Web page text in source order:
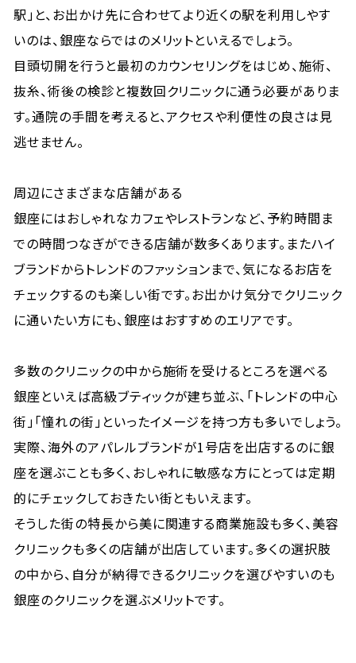
駅」と、お出かけ先に合わせてより近くの駅を利用しやす
いのは、銀座ならではのメリットといえるでしょう。
目頭切開を行うと最初のカウンセリングをはじめ、施術、
抜糸、術後の検診と複数回クリニックに通う必要がありま
す。通院の手間を考えると、アクセスや利便性の良さは見
逃せません。
周辺にさまざまな店舗がある
銀座にはおしゃれなカフェやレストランなど、予約時間ま
での時間つなぎができる店舗が数多くあります。またハイ
ブランドからトレンドのファッションまで、気になるお店を
チェックするのも楽しい街です。お出かけ気分でクリニック
に通いたい方にも、銀座はおすすめのエリアです。
多数のクリニックの中から施術を受けるところを選べる
銀座といえば高級ブティックが建ち並ぶ、「トレンドの中心
街」「憧れの街」といったイメージを持つ方も多いでしょう。
実際、海外のアパレルブランドが1号店を出店するのに銀
座を選ぶことも多く、おしゃれに敏感な方にとっては定期
的にチェックしておきたい街ともいえます。
そうした街の特長から美に関連する商業施設も多く、美容
クリニックも多くの店舗が出店しています。多くの選択肢
の中から、自分が納得できるクリニックを選びやすいのも
銀座のクリニックを選ぶメリットです。